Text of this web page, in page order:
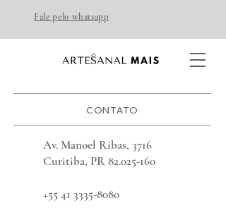
Fale pelo whatsapp
CONTATO
Av. Manoel Ribas, 3716
Curitiba, PR82.025-160
+55 41 3335-8080